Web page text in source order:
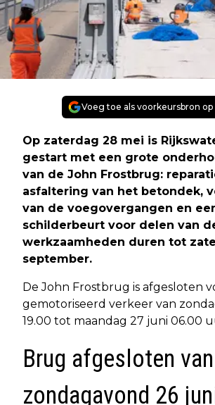
Voeg toe als voorkeursbron
Op zaterdag 28 mei is
gestart met een grote
van de John Frostbrug:
asfaltering van het betondek,
van de voegovergangen en
schilderbeurt voor delen van
werkzaamheden duren tot
september.
De John Frostbrug is afgesloten
gemotoriseerd verkeer van
19.00 tot maandag 27 juni 06.00
Brug afgesloten van
zondagavond 26